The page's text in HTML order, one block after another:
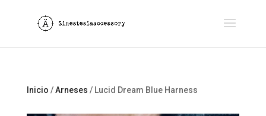
Inicio /Arneses / Lucid Dream Blue Harness